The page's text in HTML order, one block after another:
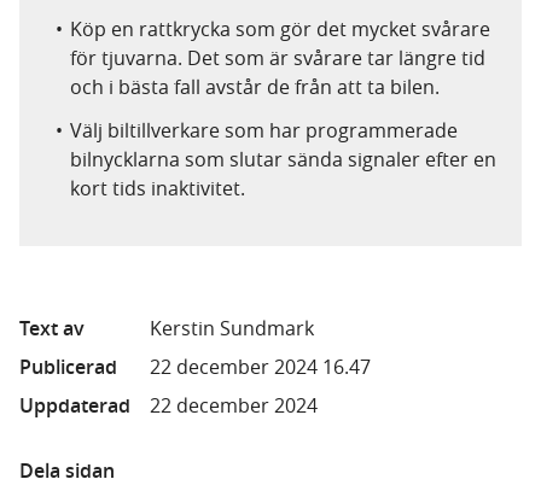
Köp en rattkrycka som gör det mycket svårare
för tjuvarna. Det som är svårare tar längre tid
och i bästa fall avstår de från att ta bilen.
Välj biltillverkare som har programmerade
bilnycklarna som slutar sända signaler efter en
kort tids inaktivitet.
Text av
Kerstin Sundmark
Publicerad
22 december 2024 16.47
Uppdaterad
22 december 2024
Dela sidan